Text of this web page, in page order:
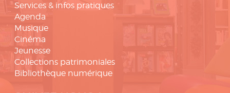
Services & infos pratiques
Agenda
Musique
Cinéma
Jeunesse
Collections patrimoniales
Bibliothèque numérique